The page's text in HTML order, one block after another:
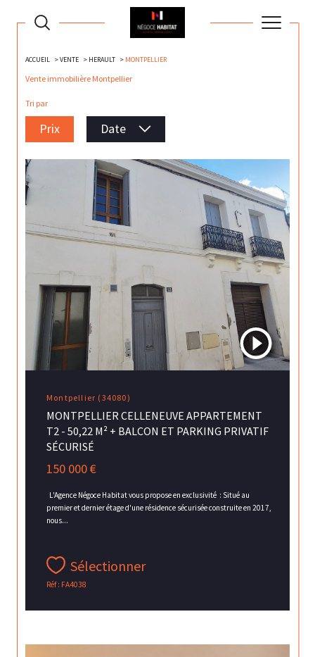
ACCUEIL VENTE HERAULT MONTPELLIER
Vente immobilière Montpellier
Tri par
Prix Date
Montpellier (34080)
MONTPELLIER CELLENEUVE APPARTEMENT
T2 - 50,22 M² + BALCON ET PARKING PRIVATIF
SÉCURISÉ
150 000 €
L'Agence Négoce Habitat vous propose en exclusivité : Situé au
premier et dernier étage d'une résidence sécurisée construite en 2017,
nous...
Sélectionner
Réf : FA4038